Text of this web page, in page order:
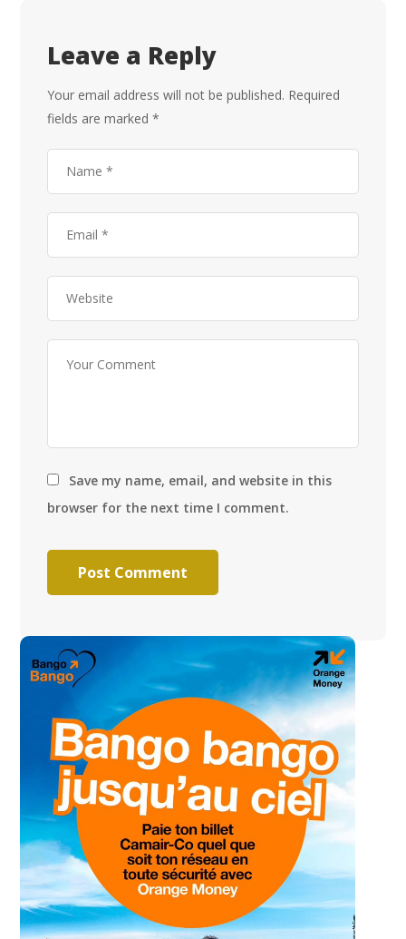
Leave a Reply
Your email address will not be published. Required
fields are marked*
Save my name, email, and website in this
browser for the next time I comment.